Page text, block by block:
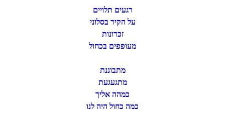
רגעים תלויים
על הקיר בסלוני
זכרונות
מעופפים בכחול
מתבוננת
מתגעגעת
כמהה אליך
כמה כחול היה לנו